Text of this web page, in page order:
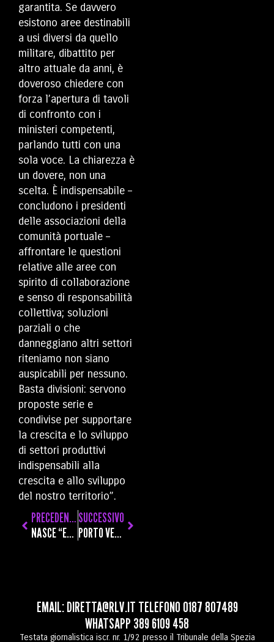
garantita. Se davvero
esistono aree destinabili
a usi diversi da quello
militare, dibattito per
altro attuale da anni, è
doveroso chiedere con
forza l’apertura di tavoli
di confronto con i
ministeri competenti,
parlando tutti con una
sola voce. La chiarezza è
un dovere, non una
scelta. È indispensabile –
concludono i presidenti
delle associazioni della
comunità portuale –
affrontare le questioni
relative alle aree con
spirito di collaborazione
e senso di responsabilità
collettiva; soluzioni
parziali o che
danneggiano altri settori
riteniamo non siano
auspicabili per nessuno.
Basta divisioni: servono
proposte serie e
condivise per supportare
la crescita e lo sviluppo
di settori produttivi
indispensabili alla
crescita e allo sviluppo
del nostro territorio”.
PRECEDENTE
NASCE “ENOTECA PASSIONEZERO”: VINI, BIRRE E LIQUORI SENZA ALCOL PER RISTORAZIONE ED EVENTI
SUCCESSIVO
PORTO VENERE, IL COMITATO “IL FRASTAGLIO”: “DIFENDIAMO IL PATRIMONIO PUBBLICO. NO ALLA SUA SVENDITA, SÌ ALLA SALVAGUARDIA DELLA SUA UNICITÀ”
EMAIL:DIRETTA@RLV.IT TELEFONO 0187 807489
WHATSAPP 389 6109 458
Testata giornalistica iscr. nr. 1/92 presso il Tribunale della Spezia